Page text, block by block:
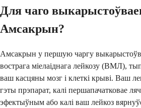
Для чаго
Амсакрын?
Амсакрын у першую чаргу
вострага міелаіднага лейкозу (ВМЛ),
ваш касцяны мозг і клеткі крыві. Ваш
гэты прэпарат, калі першапачатковае
эфектыўным або калі ваш лейкоз